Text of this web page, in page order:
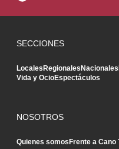
SECCIONES
LocalesRegionalesNacionales
Vida y OcioEspectáculos
NOSOTROS
Quienes somosFrente a Cano